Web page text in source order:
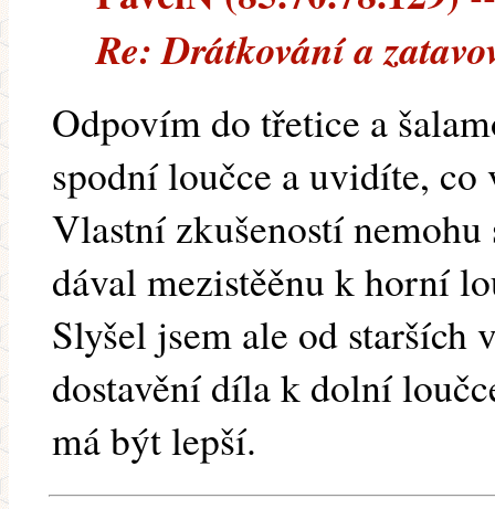
Re: Drátkování a
Odpovím do třetice a
spodní loučce a uvidíte, co
Vlastní zkušeností
dával mezistěěnu k horní
Slyšel jsem ale od starších
dostavění díla k dolní
má být lepší.